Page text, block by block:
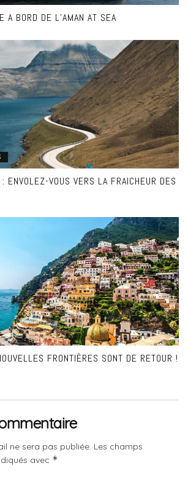
A BORD DE L’AMAN AT SEA
ENVOLEZ-VOUS VERS LA FRAICHEUR DES
FRONTIÈRES SONT DE RETOUR !
ne sera pas publiée. Les champs
avec *